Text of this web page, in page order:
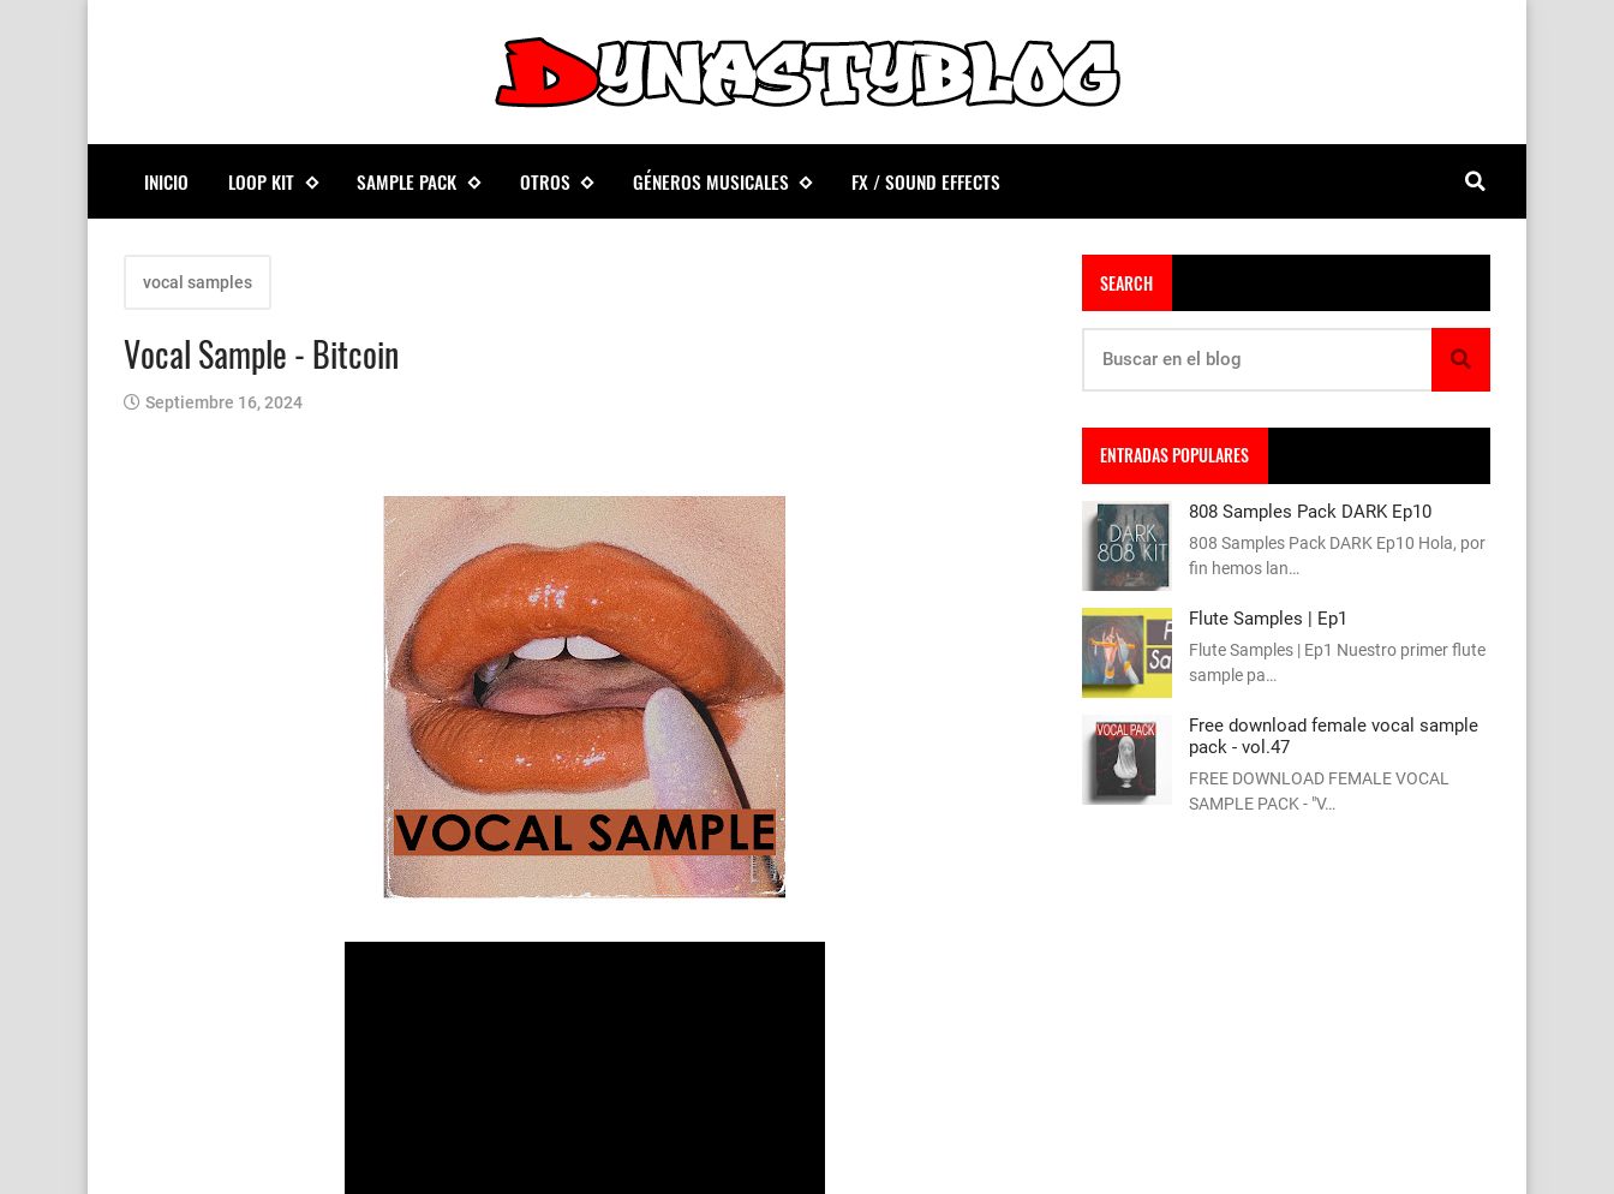
INICIO LOOP KIT SAMPLE PACK OTROS GÉNEROS MUSICALES FX / SOUND EFFECTS
vocal samples
Vocal Sample - Bitcoin
Septiembre 16, 2024
SEARCH
ENTRADAS POPULARES
808 Samples Pack DARK Ep10
808 Samples Pack DARK Ep10 Hola, por
fin hemos lan…
Flute Samples | Ep1
Flute Samples | Ep1 Nuestro primer flute
sample pa…
Free download female vocal sample
pack - vol.47
FREE DOWNLOAD FEMALE VOCAL
SAMPLE PACK - "V…